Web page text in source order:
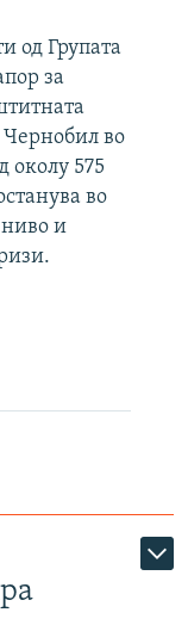
од Групата
за
Чернобил во
околу 575
во
ниво и